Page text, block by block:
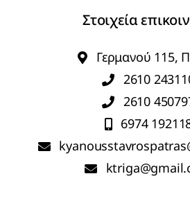
Στοιχεία
Γερμανού 115,
2610
2610
6974